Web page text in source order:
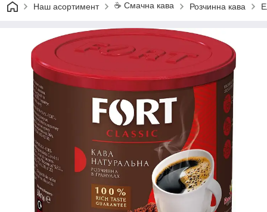
Наш асортимент ☕️ Смачна кава Розчинна кава